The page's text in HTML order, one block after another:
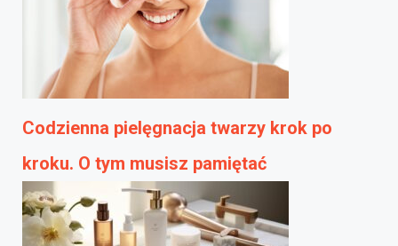
Codzienna pielęgnacja twarzy krok po
kroku. O tym musisz pamiętać